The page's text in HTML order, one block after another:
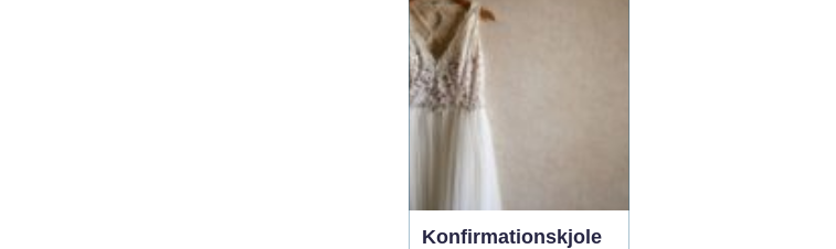
som voksne. På den
pulserende bydel Øst...
Konfirmationskjole